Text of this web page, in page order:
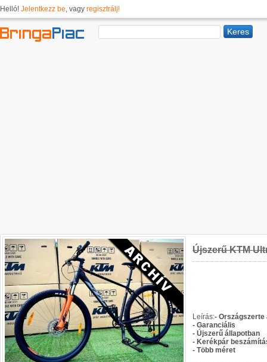
Helló! Jelentkezz be, vagy regisztrálj!
Újszerű KTM
Leírás:- Országszerte
- Garanciális
- Újszerű állapotban
- Kerékpár
- Több méret